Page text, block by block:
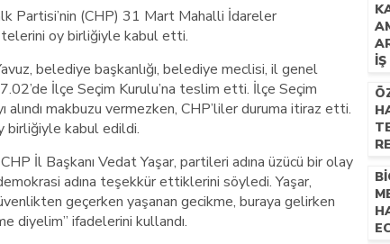
Partisi’nin (CHP) 31 Mart Mahalli İdareler
oy birliğiyle kabul etti.
belediye başkanlığı, belediye meclisi, il genel
İlçe Seçim Kurulu’na teslim etti. İlçe Seçim
makbuzu vermezken, CHP’liler duruma itiraz etti.
birliğiyle kabul edildi.
İl Başkanı Vedat Yaşar, partileri adına üzücü bir olay
adına teşekkür ettiklerini söyledi. Yaşar,
geçerken yaşanan gecikme, buraya gelirken
diyelim” ifadelerini kullandı.